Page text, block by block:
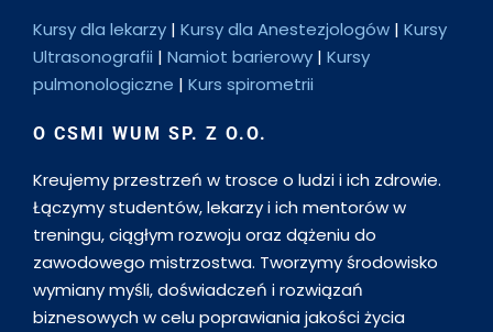
Kursy dla lekarzy | Kursy dla Anestezjologów | Kursy
Ultrasonografii | Namiot barierowy | Kursy
pulmonologiczne | Kurs spirometrii
O CSMI WUM SP. Z O.O.
Kreujemy przestrzeń w trosce o ludzi i ich zdrowie.
Łączymy studentów, lekarzy i ich mentorów w
treningu, ciągłym rozwoju oraz dążeniu do
zawodowego mistrzostwa. Tworzymy środowisko
wymiany myśli, doświadczeń i rozwiązań
biznesowych w celu poprawiania jakości życia